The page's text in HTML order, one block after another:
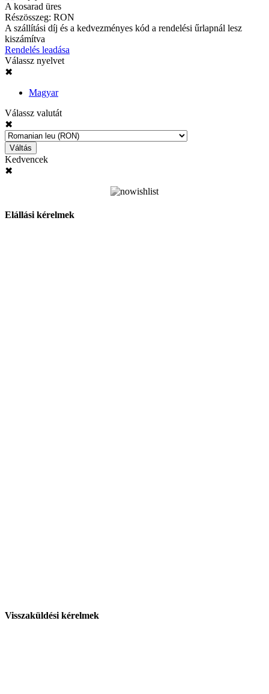
A kosarad üres
Részösszeg: RON
A szállítási díj és a kedvezményes kód a rendelési űrlapnál lesz
kiszámítva
Rendelés leadása
Válassz nyelvet
✖
Magyar
Válassz valutát
✖
Váltás
Kedvencek
✖
Elállási kérelmek
Visszaküldési kérelmek